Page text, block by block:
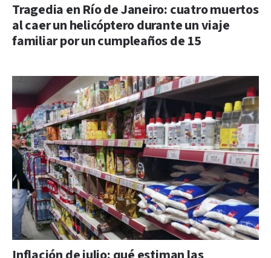
Tragedia en Río de Janeiro: cuatro muertos
al caer un helicóptero durante un viaje
familiar por un cumpleaños de 15